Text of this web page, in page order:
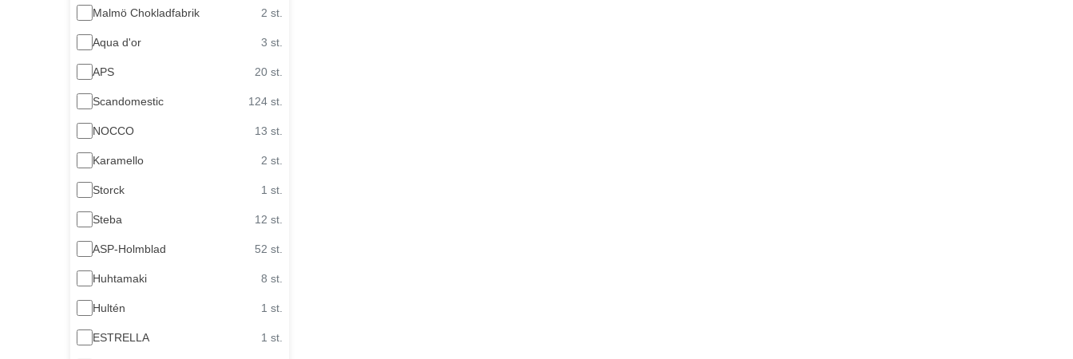
Malmö Chokladfabrik 2 st.
Aqua d'or 3 st.
APS 20 st.
Scandomestic 124 st.
NOCCO 13 st.
Karamello 2 st.
Storck 1 st.
Steba 12 st.
ASP-Holmblad 52 st.
Huhtamaki 8 st.
Hultén 1 st.
ESTRELLA 1 st.